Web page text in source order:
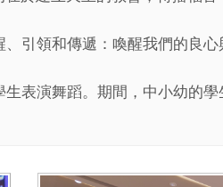
引領和傳遞：喚醒我們的良
表演舞蹈。期間，中小幼的